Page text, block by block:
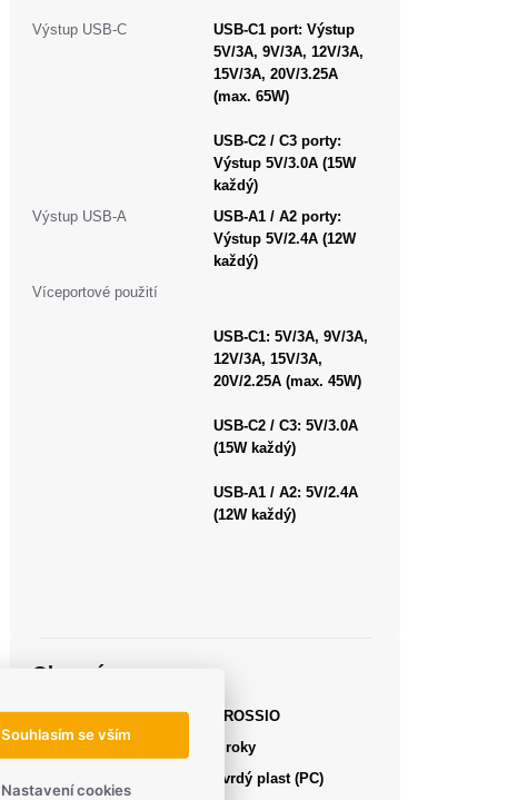
Výstup USB-C USB-C1 port:Výstup
5V/3A, 9V/3A, 12V/3A,
15V/3A, 20V/3.25A
(max. 65W)
USB-C2 / C3 porty:
Výstup 5V/3.0A (15W
každý)
Výstup USB-A
USB-A1 / A2 porty:
Výstup 5V/2.4A (12W
každý)
Víceportové použití
USB-C1: 5V/3A, 9V/3A,
12V/3A, 15V/3A,
20V/2.25A (max. 45W)
USB-C2 / C3: 5V/3.0A
(15W každý)
USB-A1 / A2: 5V/2.4A
(12W každý)
Obecné
Výrobce
CROSSIO
2 roky
Tvrdý plast (PC)
Souhlasím se vším
Nastavení cookies